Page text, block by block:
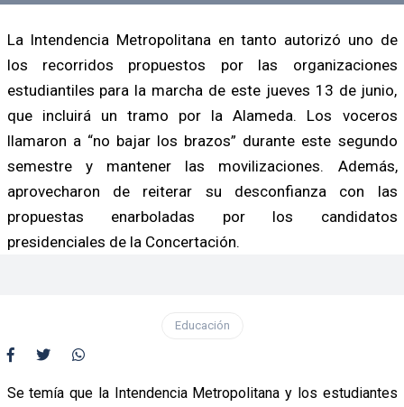
La Intendencia Metropolitana en tanto autorizó uno de
los recorridos propuestos por las organizaciones
estudiantiles para la marcha de este jueves 13 de junio,
que incluirá un tramo por la Alameda. Los voceros
llamaron a “no bajar los brazos” durante este segundo
semestre y mantener las movilizaciones. Además,
aprovecharon de reiterar su desconfianza con las
propuestas enarboladas por los candidatos
presidenciales de la Concertación.
Educación
Se temía que la Intendencia Metropolitana y los estudiantes